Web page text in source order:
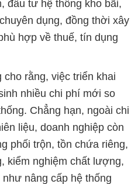
đầu tư hệ thống kho bãi,
dụng, đồng thời xây
hợp về thuế, tín dụng
rằng, việc triển khai
nhiều chi phí mới so
Chẳng hạn, ngoài chi
liệu, doanh nghiệp còn
phối trộn, tồn chứa riêng,
kiểm nghiệm chất lượng,
nâng cấp hệ thống